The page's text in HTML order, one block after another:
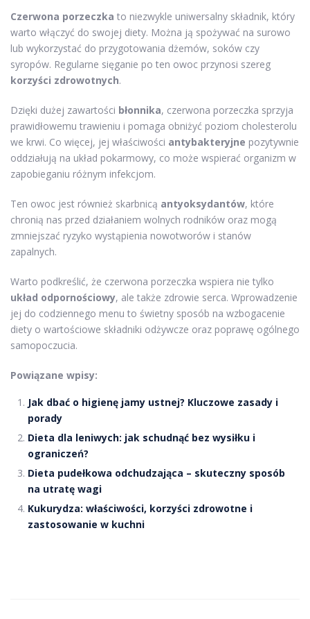
Czerwona porzeczka to niezwykle uniwersalny składnik, który
warto włączyć do swojej diety. Można ją spożywać na surowo
lub wykorzystać do przygotowania dżemów, soków czy
syropów. Regularne sięganie po ten owoc przynosi szereg
korzyści zdrowotnych.
Dzięki dużej zawartości błonnika, czerwona porzeczka sprzyja
prawidłowemu trawieniu i pomaga obniżyć poziom cholesterolu
we krwi. Co więcej, jej właściwości antybakteryjne pozytywnie
oddziałują na układ pokarmowy, co może wspierać organizm w
zapobieganiu różnym infekcjom.
Ten owoc jest również skarbnicą antyoksydantów, które
chronią nas przed działaniem wolnych rodników oraz mogą
zmniejszać ryzyko wystąpienia nowotworów i stanów
zapalnych.
Warto podkreślić, że czerwona porzeczka wspiera nie tylko
układ odpornościowy, ale także zdrowie serca. Wprowadzenie
jej do codziennego menu to świetny sposób na wzbogacenie
diety o wartościowe składniki odżywcze oraz poprawę ogólnego
samopoczucia.
Powiązane wpisy:
Jak dbać o higienę jamy ustnej? Kluczowe zasady i
porady
Dieta dla leniwych: jak schudnąć bez wysiłku i
ograniczeń?
Dieta pudełkowa odchudzająca – skuteczny sposób
na utratę wagi
Kukurydza: właściwości, korzyści zdrowotne i
zastosowanie w kuchni